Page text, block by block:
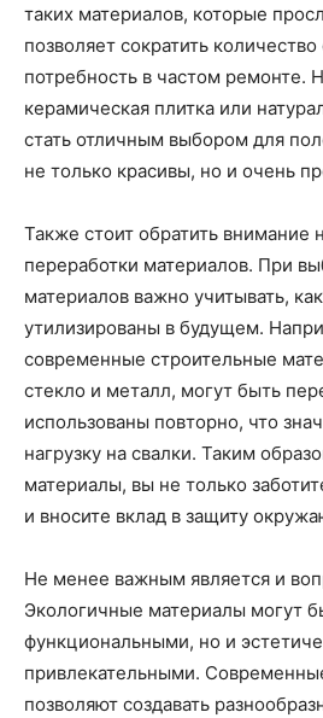
таких материалов, которые
позволяет сократить
потребность в частом ремонте.
керамическая плитка или
стать отличным выбором для
не только красивы, но и очень
Также стоит обратить внимание
переработки материалов. При
материалов важно учитывать,
утилизированы в будущем.
современные строительные
стекло и металл, могут быть
использованы повторно, что
нагрузку на свалки. Таким
материалы, вы не только
и вносите вклад в защиту
Не менее важным является и
Экологичные материалы могут
функциональными, но и
привлекательными.
позволяют создавать